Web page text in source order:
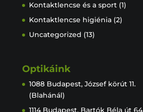
Kontaktlencse és a sport(1)
Kontaktlencse higiénia(2)
Uncategorized (13)
Optikáink
1088 Budapest, József körút 11.
(Blahánál)
1114 Budapest, Bartók Béla út